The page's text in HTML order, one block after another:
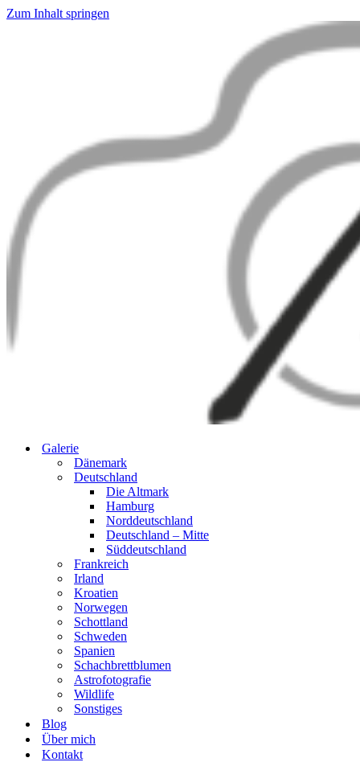
Zum Inhalt springen
Galerie
Dänemark
Deutschland
Die Altmark
Hamburg
Norddeutschland
Deutschland – Mitte
Süddeutschland
Frankreich
Irland
Kroatien
Norwegen
Schottland
Schweden
Spanien
Schachbrettblumen
Astrofotografie
Wildlife
Sonstiges
Blog
Über mich
Kontakt